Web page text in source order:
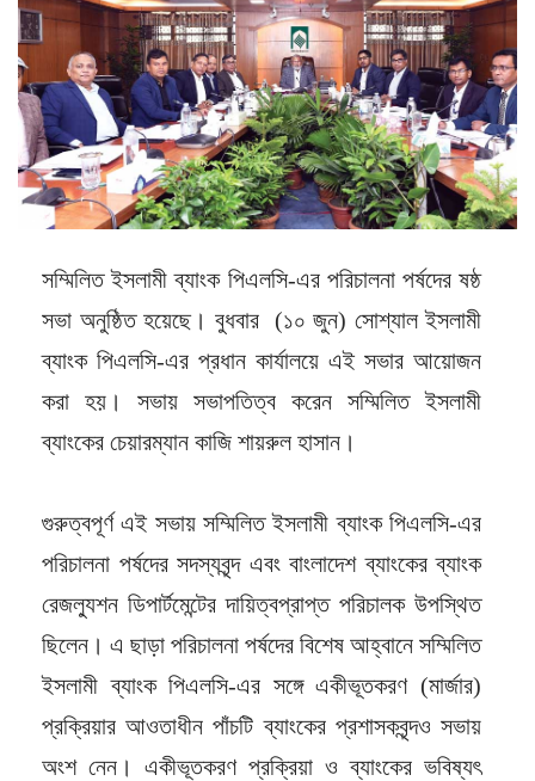
সম্মিলিত ইসলামী ব্যাংক পিএলসি-এর পরিচালনা পর্ষদের ষষ্ঠ
সভা অনুষ্ঠিত হয়েছে। বুধবার (১০ জুন) সোশ্যাল ইসলামী
ব্যাংক পিএলসি-এর প্রধান কার্যালয়ে এই সভার আয়োজন
করা হয়। সভায় সভাপতিত্ব করেন সম্মিলিত ইসলামী
ব্যাংকের চেয়ারম্যান কাজি শায়রুল হাসান।
গুরুত্বপূর্ণ এই সভায় সম্মিলিত ইসলামী ব্যাংক পিএলসি-এর
পরিচালনা পর্ষদের সদস্যবৃন্দ এবং বাংলাদেশ ব্যাংকের ব্যাংক
রেজল্যুশন ডিপার্টমেন্টের দায়িত্বপ্রাপ্ত পরিচালক উপস্থিত
ছিলেন। এ ছাড়া পরিচালনা পর্ষদের বিশেষ আহ্বানে সম্মিলিত
ইসলামী ব্যাংক পিএলসি-এর সঙ্গে একীভূতকরণ (মার্জার)
প্রক্রিয়ার আওতাধীন পাঁচটি ব্যাংকের প্রশাসকবৃন্দও সভায়
অংশ নেন। একীভূতকরণ প্রক্রিয়া ও ব্যাংকের ভবিষ্যৎ